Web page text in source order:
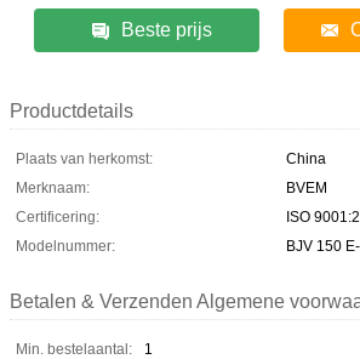
Beste prijs
Productdetails
Plaats van herkomst:
China
Merknaam:
BVEM
Certificering:
ISO
Modelnummer:
BJV 150
Betalen & Verzenden Algemene
Min. bestelaantal:
1